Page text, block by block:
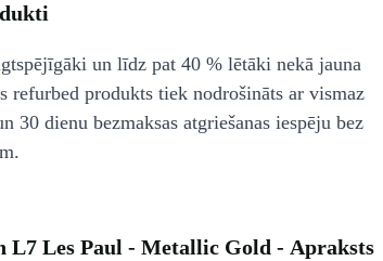
un līdz pat 40 % lētāki nekā jauna
refurbed produkts tiek nodrošināts ar vismaz
30 dienu bezmaksas atgriešanas iespēju bez
L7 Les Paul - Metallic Gold - Apraksts